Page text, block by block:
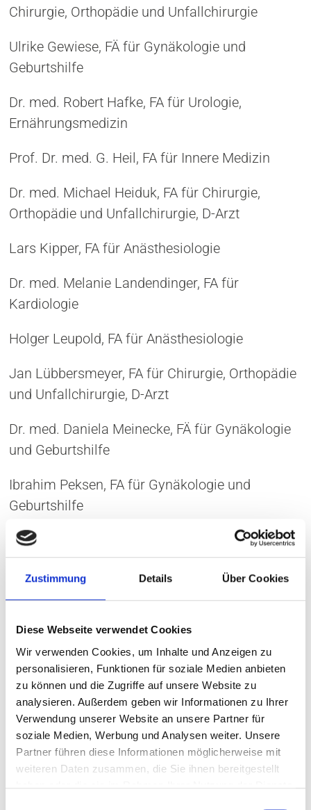
Zustimmung Details Über Cookies
Diese Webseite verwendet Cookies
Wir verwenden Cookies, um Inhalte und Anzeigen zu
personalisieren, Funktionen für soziale Medien anbieten
zu können und die Zugriffe auf unsere Website zu
analysieren. Außerdem geben wir Informationen zu Ihrer
Verwendung unserer Website an unsere Partner für
soziale Medien, Werbung und Analysen weiter. Unsere
Partner führen diese Informationen möglicherweise mit
weiteren Daten zusammen, die Sie ihnen bereitgestellt
Chirurgie, Orthopädie und Unfallchirurgie
Ulrike Gewiese, FÄ für Gynäkologie und
Geburtshilfe
Dr. med. Robert Hafke, FA für Urologie,
Ernährungsmedizin
Prof. Dr. med. G. Heil, FA für Innere Medizin
Dr. med. Michael Heiduk, FA für Chirurgie,
Orthopädie und Unfallchirurgie, D-Arzt
Lars Kipper, FA für Anästhesiologie
Dr. med. Melanie Landendinger, FA für
Kardiologie
Holger Leupold, FA für Anästhesiologie
Jan Lübbersmeyer, FA für Chirurgie, Orthopädie
und Unfallchirurgie, D-Arzt
Dr. med. Daniela Meinecke, FÄ für Gynäkologie
und Geburtshilfe
Ibrahim Peksen, FA für Gynäkologie und
Geburtshilfe
Dr. med. Laura Schneider, FÄ für Urologie
Dr. med. Andreas Wehrkamp, FA für Kardiologie
Allgemeinmedizin
Datenschutzbeauftragter: Herr Thorsten Beil,
erreichbar unter dsb@mvz-burgdorf.de
Ausführliche Patienteninformationen zum
Datenschutz siehe unter Patienteninfos.